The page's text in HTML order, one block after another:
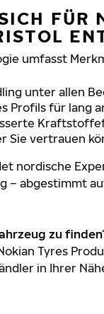
FÜR
umfasst
unter allen
Profils für lang
Sie vertrauen
nordische
– abgestimmt
zu
Tyres
in Ihrer